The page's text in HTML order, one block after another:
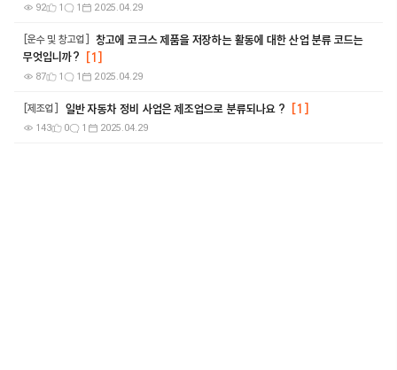
92 1 1 2025.04.29
운수 및 창고업
창고에 코크스 제품을 저장하는 활동에 대한 산업 분류 코드는
무엇입니까?
[1]
87 1 1 2025.04.29
제조업 일반 자동차 정비 사업은 제조업으로 분류되나요 ? [1]
143 0 1 2025.04.29